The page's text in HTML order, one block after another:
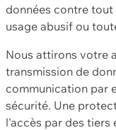
données contre
usage abusif ou
Nous attirons votre
transmission de
communication par
sécurité. Une
l'accès par des tiers